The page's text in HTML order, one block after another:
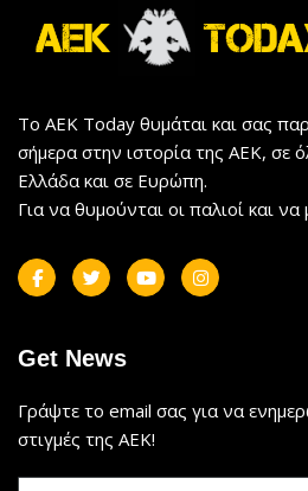
Το AEK Today θυμάται και σας
σήμερα στην ιστορία της ΑΕΚ, σε
Ελλάδα και σε Ευρώπη.
Για να θυμούνται οι παλιοί και να
Get News
Γράψτε το email σας για να
στιγμές της ΑΕΚ!